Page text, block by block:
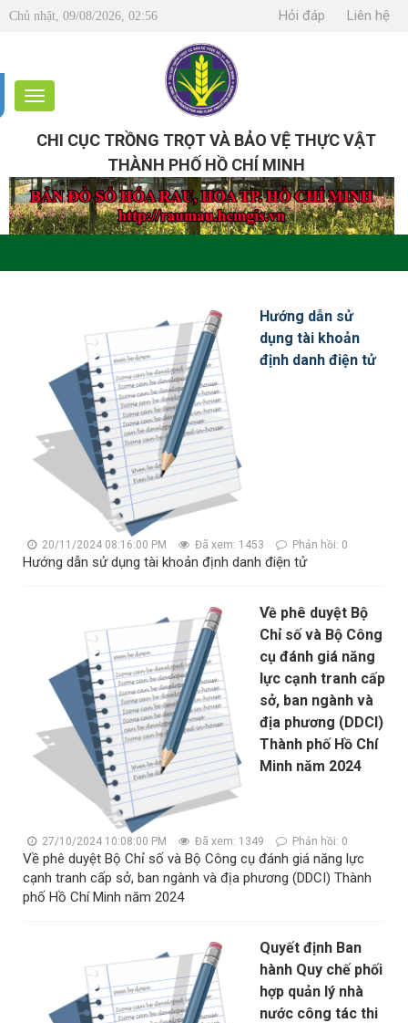
Chủ nhật, 09/08/2026, 02:56 Hỏi đáp Liên hệ
CHI CỤC TRỒNG TRỌT VÀ BẢO VỆ THỰC VẬT
THÀNH PHỐ HỒ CHÍ MINH
Hướng dẫn sử
dụng tài khoản
định danh điện tử
20/11/2024 08:16:00 PM Đã xem: 1453 Phản hồi: 0
Hướng dẫn sử dụng tài khoản định danh điện tử
Về phê duyệt Bộ
Chỉ số và Bộ Công
cụ đánh giá năng
lực cạnh tranh cấp
sở, ban ngành và
địa phương (DDCI)
Thành phố Hồ Chí
Minh năm 2024
27/10/2024 10:08:00 PM Đã xem: 1349 Phản hồi: 0
Về phê duyệt Bộ Chỉ số và Bộ Công cụ đánh giá năng lực
cạnh tranh cấp sở, ban ngành và địa phương (DDCI) Thành
phố Hồ Chí Minh năm 2024
Quyết định Ban
hành Quy chế phối
hợp quản lý nhà
nước công tác thi